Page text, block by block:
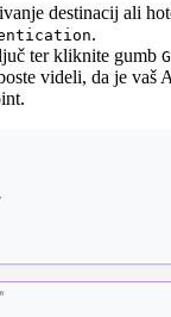
destinacij ali
.
ter kliknite gumb
videli, da je vaš